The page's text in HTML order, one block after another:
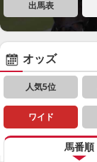
出馬表
オッズ
人気5位
ワイド
馬番順